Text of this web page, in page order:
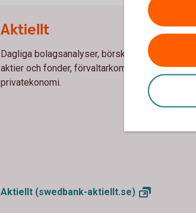
Aktiellt
Dagliga bolagsanalyser, börskommentarer,
aktier och fonder, förvaltarkommentarer, samt
privatekonomi.
Aktiellt (swedbank-aktiellt.se)